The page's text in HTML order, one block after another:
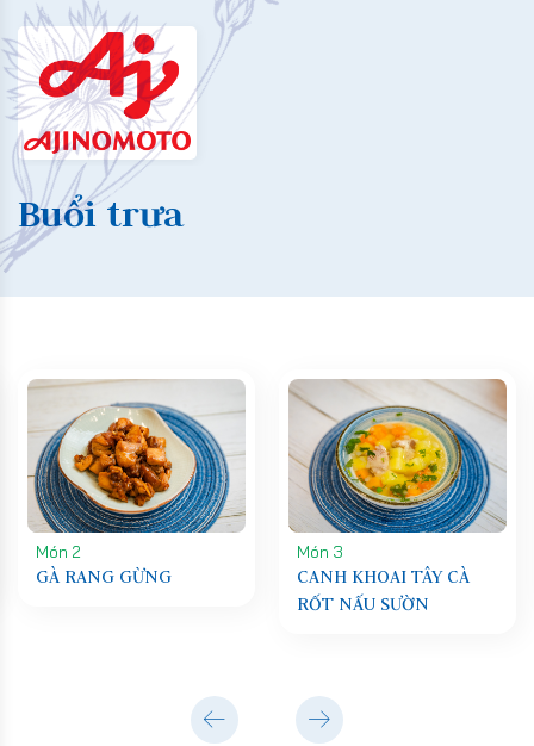
Buổi trưa
Món 2
GÀ RANG GỪNG
Món 3
CANH KHOAI TÂY CÀ
RỐT NẤU SƯỜN